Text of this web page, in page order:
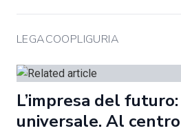
LEGACOOPLIGURIA
L’impresa del
universale. Al centro